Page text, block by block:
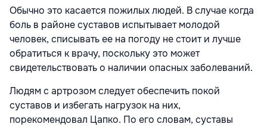
Обычно это касается пожилых людей. В случае когда
боль в районе суставов испытывает молодой
человек, списывать ее на погоду не стоит и лучше
обратиться к врачу, поскольку это может
свидетельствовать о наличии опасных заболеваний.
Людям с артрозом следует обеспечить покой
суставов и избегать нагрузок на них,
порекомендовал Цапко. По его словам, суставы